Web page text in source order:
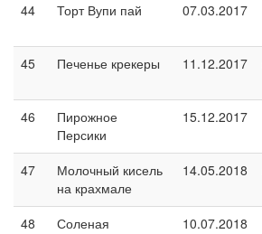
44
Торт Вупи пай 07.03.2017
45 Печенье крекеры 11.12.2017
46
Пирожное
Персики
15.12.2017
47
Молочный кисель
на крахмале
14.05.2018
48
Соленая
10.07.2018